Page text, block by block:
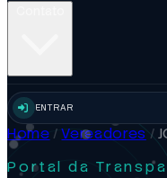
ENTRAR
Home / Vereadores /
Portal da